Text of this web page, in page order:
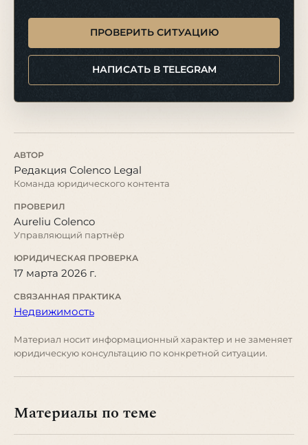
ПРОВЕРИТЬ СИТУАЦИЮ
НАПИСАТЬ В TELEGRAM
АВТОР
Редакция Colenco Legal
Команда юридического контента
ПРОВЕРИЛ
Aureliu Colenco
Управляющий партнёр
ЮРИДИЧЕСКАЯ ПРОВЕРКА
17 марта 2026 г.
СВЯЗАННАЯ ПРАКТИКА
Недвижимость
Материал носит информационный характер и не заменяет
юридическую консультацию по конкретной ситуации.
Материалы по теме